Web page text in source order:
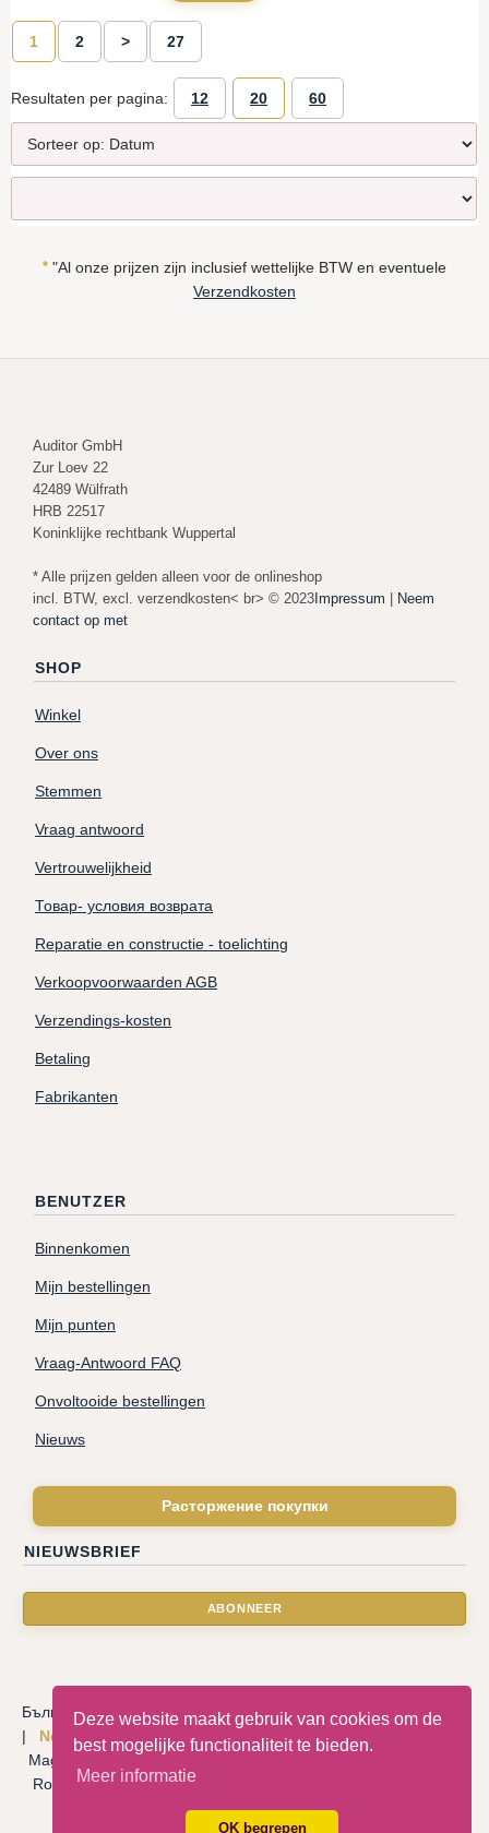
Deze website maakt gebruik van cookies om de
best mogelijke functionaliteit te bieden.
Meer informatie
OK begrepen
1 2 > 27
Resultaten per pagina: 12 20 60
* "Al onze prijzen zijn inclusief wettelijke BTW en eventuele
Verzendkosten
Auditor GmbH
Zur Loev 22
42489 Wülfrath
HRB 22517
Koninklijke rechtbank Wuppertal
* Alle prijzen gelden alleen voor de onlineshop
incl. BTW, excl. verzendkosten< br> © 2023Impressum | Neem
contact op met
SHOP
Winkel
Over ons
Stemmen
Vraag antwoord
Vertrouwelijkheid
Товар- условия возврата
Reparatie en constructie - toelichting
Verkoopvoorwaarden AGB
Verzendings-kosten
Betaling
Fabrikanten
BENUTZER
Binnenkomen
Mijn bestellingen
Mijn punten
Vraag-Antwoord FAQ
Onvoltooide bestellingen
Nieuws
Расторжение покупки
NIEUWSBRIEF
Български| Català| Deutsche|Hrvatski | Čeština| Dansk
| Nederlandse English Eesti keel | Français
Magyar
Italiano |
Română|Русский|Српски
Español|Svenska|Türkçe